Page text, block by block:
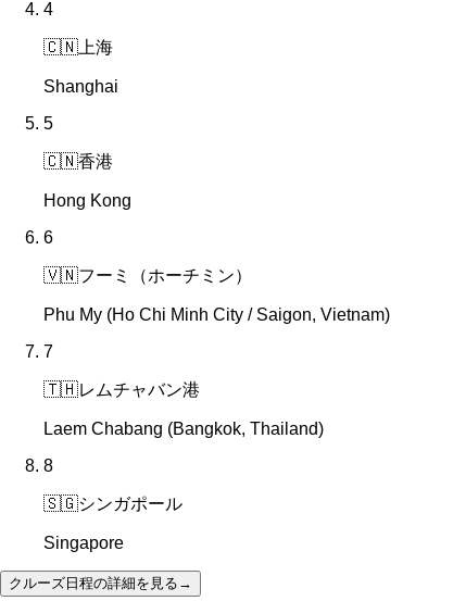
4
🇨🇳 上海
Shanghai
5
🇨🇳香港
Hong Kong
6
🇻🇳フーミ（ホーチミン）
Phu My (Ho Chi Minh City / Saigon, Vietnam)
7
🇹🇭レムチャバン港
Laem Chabang (Bangkok, Thailand)
8
🇸🇬シンガポール
Singapore
クルーズ日程の詳細を見る →